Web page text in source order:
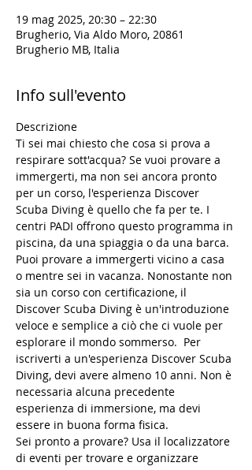
19 mag 2025, 20:30 – 22:30
Brugherio, Via Aldo Moro, 20861
Brugherio MB, Italia
Info sull'evento
Descrizione
Ti sei mai chiesto che cosa si prova a
respirare sott'acqua? Se vuoi provare a
immergerti, ma non sei ancora pronto
per un corso, l'esperienza Discover
Scuba Diving è quello che fa per te. I
centri PADI offrono questo programma in
piscina, da una spiaggia o da una barca.
Puoi provare a immergerti vicino a casa
o mentre sei in vacanza. Nonostante non
sia un corso con certificazione, il
Discover Scuba Diving è un'introduzione
veloce e semplice a ciò che ci vuole per
esplorare il mondo sommerso.  Per
iscriverti a un'esperienza Discover Scuba
Diving, devi avere almeno 10 anni. Non è
necessaria alcuna precedente
esperienza di immersione, ma devi
essere in buona forma fisica.
Sei pronto a provare? Usa il localizzatore
di eventi per trovare e organizzare